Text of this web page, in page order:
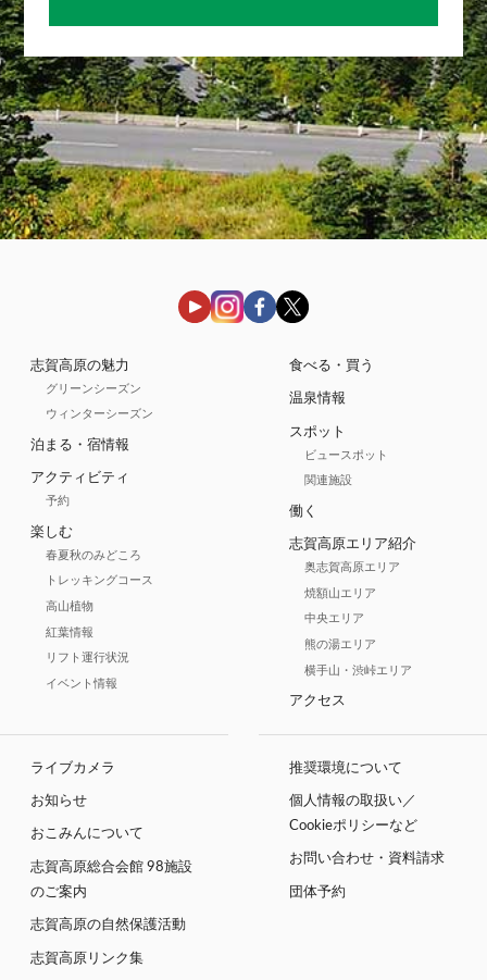
志賀高原の魅力
グリーンシーズン
ウィンターシーズン
泊まる・宿情報
アクティビティ
予約
楽しむ
春夏秋のみどころ
トレッキングコース
高山植物
紅葉情報
リフト運行状況
イベント情報
食べる・買う
温泉情報
スポット
ビュースポット
関連施設
働く
志賀高原エリア紹介
奥志賀高原エリア
焼額山エリア
中央エリア
熊の湯エリア
横手山・渋峠エリア
アクセス
ライブカメラ
お知らせ
おこみんについて
志賀高原総合会館 98施設
のご案内
志賀高原の自然保護活動
志賀高原リンク集
推奨環境について
個人情報の取扱い／
Cookieポリシーなど
お問い合わせ・資料請求
団体予約